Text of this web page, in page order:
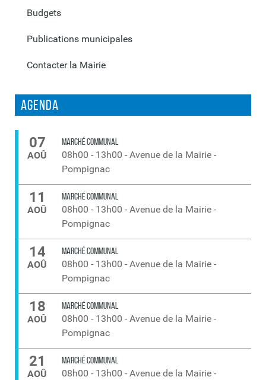
Budgets
Publications municipales
Contacter la Mairie
Agenda
07
AOÛ
MARCHÉ COMMUNAL
08h00 - 13h00 - Avenue de la Mairie -
Pompignac
11
AOÛ
MARCHÉ COMMUNAL
08h00 - 13h00 - Avenue de la Mairie -
Pompignac
14
AOÛ
MARCHÉ COMMUNAL
08h00 - 13h00 - Avenue de la Mairie -
Pompignac
18
AOÛ
MARCHÉ COMMUNAL
08h00 - 13h00 - Avenue de la Mairie -
Pompignac
21
AOÛ
MARCHÉ COMMUNAL
08h00 - 13h00 - Avenue de la Mairie -